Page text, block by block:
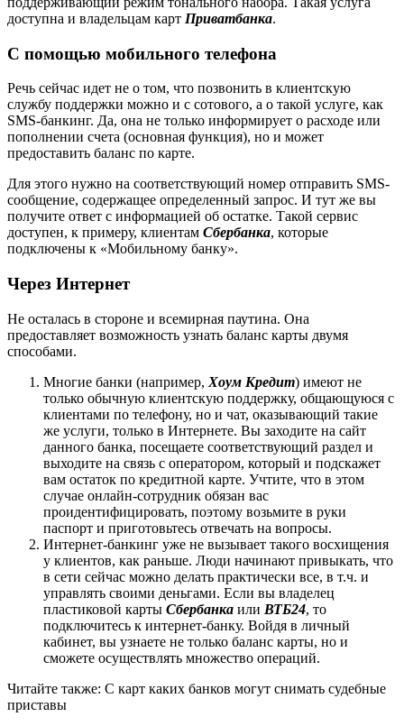
доступна и владельцам карт Приватбанка.
С помощью мобильного телефона
Речь сейчас идет не о том, что позвонить в клиентскую
службу поддержки можно и с сотового, а о такой услуге, как
SMS-банкинг. Да, она не только информирует о расходе или
пополнении счета (основная функция), но и может
предоставить баланс по карте.
Для этого нужно на соответствующий номер отправить SMS-
сообщение, содержащее определенный запрос. И тут же вы
получите ответ с информацией об остатке. Такой сервис
доступен, к примеру, клиентам Сбербанка, которые
подключены к «Мобильному банку».
Через Интернет
Не осталась в стороне и всемирная паутина. Она
предоставляет возможность узнать баланс карты двумя
способами.
Многие банки (например, Хоум Кредит) имеют не
только обычную клиентскую поддержку, общающуюся с
клиентами по телефону, но и чат, оказывающий такие
же услуги, только в Интернете. Вы заходите на сайт
данного банка, посещаете соответствующий раздел и
выходите на связь с оператором, который и подскажет
вам остаток по кредитной карте. Учтите, что в этом
случае онлайн-сотрудник обязан вас
проидентифицировать, поэтому возьмите в руки
паспорт и приготовьтесь отвечать на вопросы.
Интернет-банкинг уже не вызывает такого восхищения
у клиентов, как раньше. Люди начинают привыкать, что
в сети сейчас можно делать практически все, в т.ч. и
управлять своими деньгами. Если вы владелец
пластиковой карты Сбербанка или ВТБ24, то
подключитесь к интернет-банку. Войдя в личный
кабинет, вы узнаете не только баланс карты, но и
сможете осуществлять множество операций.
Читайте также: С карт каких банков могут снимать судебные
приставы